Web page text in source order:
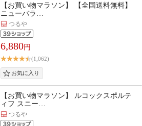
【お買い物マラソン】 【全国送料無料】
ニューバラ…
つるや
6,880円
(1,062)
【お買い物マラソン】 ルコックスポルテ
ィフ スニー…
つるや